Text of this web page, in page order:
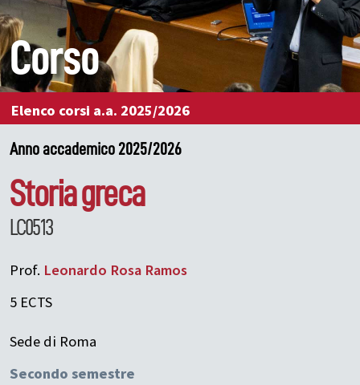
Corso
Elenco corsi a.a. 2025/2026
Anno accademico 2025/2026
Storia greca
LC0513
Prof. Leonardo Rosa Ramos
5 ECTS
Sede di Roma
Secondo semestre